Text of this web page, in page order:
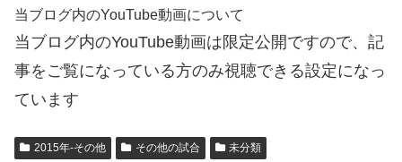
当ブログ内のYouTube動画について
当ブログ内のYouTube動画は限定公開ですので、記
事をご覧になっている方のみ視聴できる設定になっ
ています
2015年-その他 その他の試合 未分類